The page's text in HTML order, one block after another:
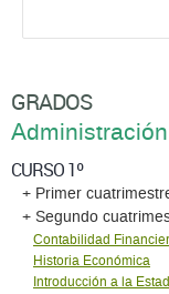
GRADOS
CURSO 1º
+ Primer
+ Segundo
Contabilidad
Historia Económica
Introducción a la